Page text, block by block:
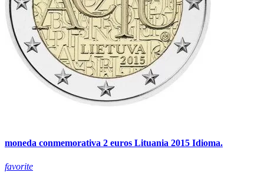
moneda conmemorativa 2 euros Lituania 2015 Idioma.
favorite